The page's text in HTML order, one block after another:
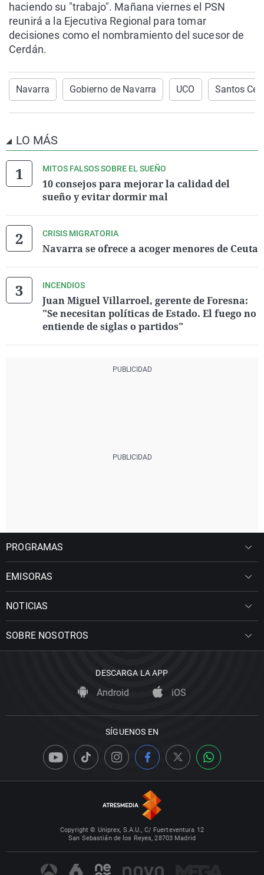
haciendo su "trabajo". Mañana viernes el PSN
reunirá a la Ejecutiva Regional para tomar
decisiones como el nombramiento del sucesor de
Cerdán.
Navarra Gobierno de Navarra UCO Santos
LO MÁS
MITOS FALSOS SOBRE EL SUEÑO
10 consejos para mejorar la calidad del
sueño y evitar dormir mal
CRISIS MIGRATORIA
Navarra se ofrece a acoger menores de Ceuta
INCENDIOS
Juan Miguel Villarroel, gerente de Foresna:
"Se necesitan políticas de Estado. El fuego no
entiende de siglas o partidos"
PROGRAMAS
EMISORAS
NOTICIAS
SOBRE NOSOTROS
DESCARGA LA APP
Android iOS
SÍGUENOS EN
Copyright © Uniprex, S.A.U., C/ Fuerteventura 12
San Sebastián de los Reyes, 28703 Madrid